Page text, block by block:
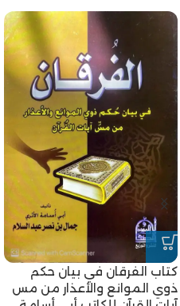
كتاب الفرقان في بيان حكم
ذوي الموانع والأعذار من مس